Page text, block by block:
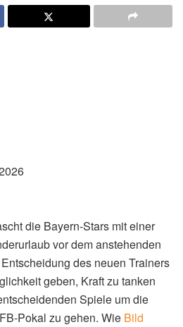
die Bayern-Stars mit einer
vor dem anstehenden
des neuen Trainers
geben, Kraft zu tanken
Spiele um die
Pokal zu gehen. Wie Bild